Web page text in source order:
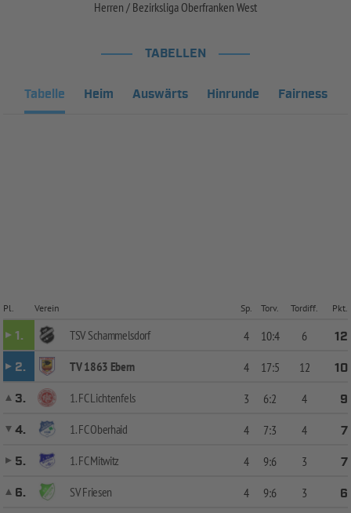
Herren / Bezirksliga Oberfranken West
TABELLEN
Tabelle Heim Auswärts Hinrunde Fairness
Pl. Verein Sp. Torv. Tordiff. Pkt.
1. TSV Schammelsdorf 4 10:4 6
12
2.
TV 1863 Ebern 4 17:5 12
10
3.
1. FC Lichtenfels 3 6:2 4
9
4.
1. FC Oberhaid 4 7:3 4
7
5.
1. FC Mitwitz 4 9:6 3
7
6.
SV Friesen 4 9:6 3
6